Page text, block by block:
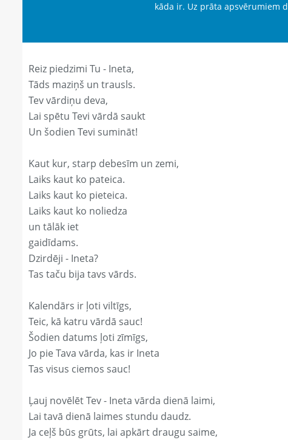
kāda ir. Uz prāta apsvērumiem
Reiz piedzimi Tu - Ineta,
Tāds maziņš un trausls.
Tev vārdiņu deva,
Lai spētu Tevi vārdā saukt
Un šodien Tevi sumināt!
Kaut kur, starp debesīm un zemi,
Laiks kaut ko pateica.
Laiks kaut ko pieteica.
Laiks kaut ko noliedza
un tālāk iet
gaidīdams.
Dzirdēji - Ineta?
Tas taču bija tavs vārds.
Kalendārs ir ļoti viltīgs,
Teic, kā katru vārdā sauc!
Šodien datums ļoti zīmīgs,
Jo pie Tava vārda, kas ir Ineta
Tas visus ciemos sauc!
Ļauj novēlēt Tev - Ineta vārda dienā laimi,
Lai tavā dienā laimes stundu daudz.
Ja ceļš būs grūts, lai apkārt draugu saime,